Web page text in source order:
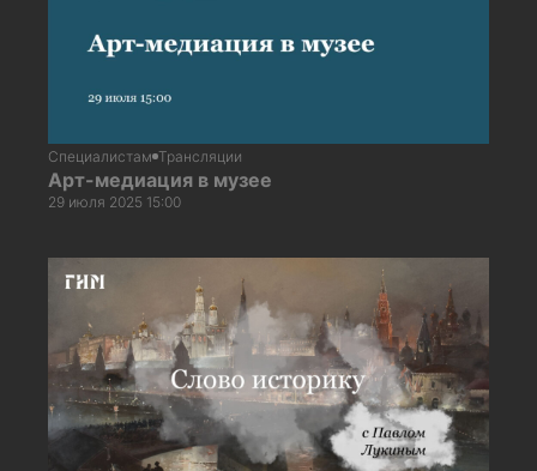
Специалистам Трансляции
Арт-медиация в музее
29 июля 2025 15:00